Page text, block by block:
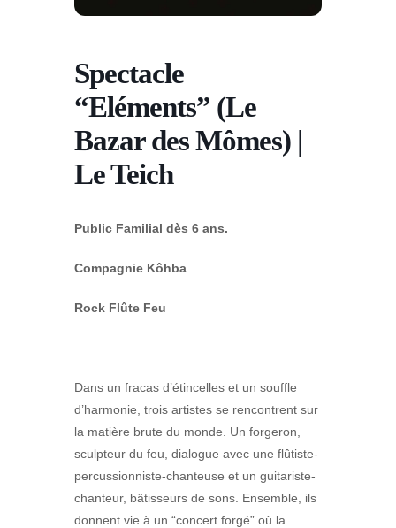
Spectacle
“Eléments” (Le
Bazar des Mômes) |
Le Teich
Public Familial dès 6 ans.
Compagnie Kôhba
Rock Flûte Feu
Dans un fracas d’étincelles et un souffle
d’harmonie, trois artistes se rencontrent sur
la matière brute du monde. Un forgeron,
sculpteur du feu, dialogue avec une flûtiste-
percussionniste-chanteuse et un guitariste-
chanteur, bâtisseurs de sons. Ensemble, ils
donnent vie à un “concert forgé” où la